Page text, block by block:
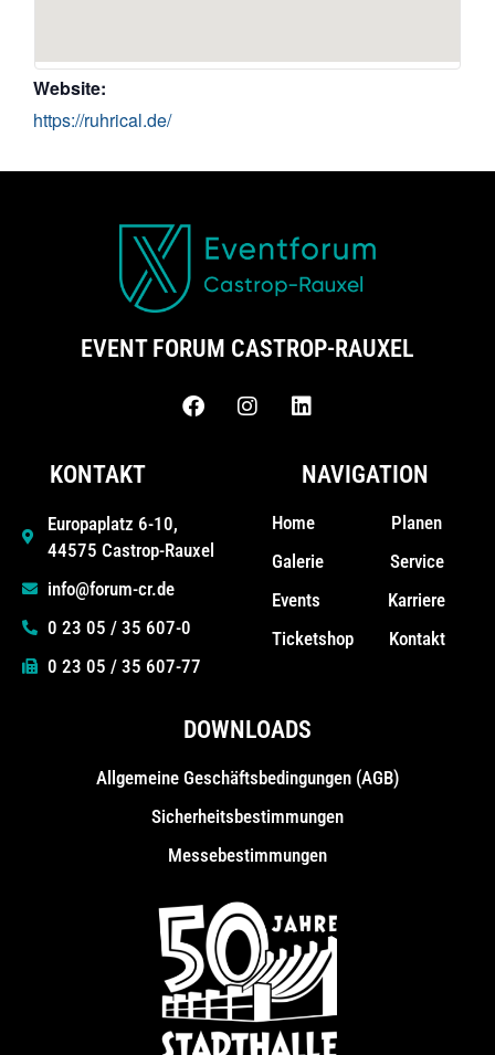
Website:
https://ruhrical.de/
EVENT FORUM CASTROP-RAUXEL
KONTAKT
Europaplatz 6-10,
44575 Castrop-Rauxel
info@forum-cr.de
0 23 05 / 35 607-0
0 23 05 / 35 607-77
NAVIGATION
Home
Galerie
Events
Ticketshop
Planen
Service
Karriere
Kontakt
DOWNLOADS
Allgemeine Geschäfts­bedingungen (AGB)
Sicherheitsbestimmungen
Messebestimmungen